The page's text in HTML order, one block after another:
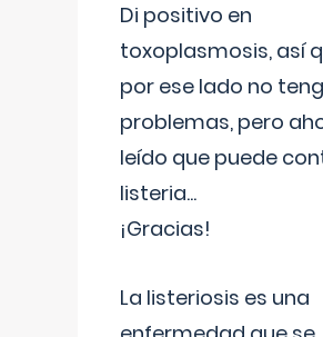
Di positivo en
toxoplasmosis, así
por ese lado no
problemas, pero
leído que puede
listeria...
¡Gracias!
La listeriosis es una